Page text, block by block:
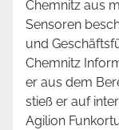
Chemnitz aus
Sensoren
und
Chemnitz
er aus dem
stieß er auf
Agilion